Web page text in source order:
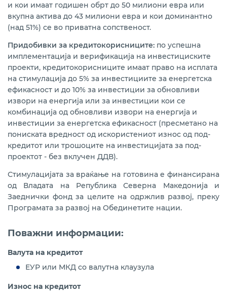
Програма за субвенционирање камата по кредити
од компании кои ја реинвестираат добивката
реализирана со РБСМ
Kредитна линија ЕИБ VII- кредитирање на МСП,
средно пазарно капитализирани претпријатија и
зелена транзиција
и кои имаат годишен обрт до 50 милиони евра или
вкупна актива до 43 милиони евра и кои доминантно
(над 51%) се во приватна сопственост.
Придобивки за кредитокорисниците: по успешна
имплементација и верификација на инвестициските
проекти, кредитокорисниците имаат право на исплата
на стимулација до 5% за инвестициите за енергетска
ефикасност и до 10% за инвестиции за обновливи
извори на енергија или за инвестиции кои се
комбинација од обновливи извори на енергија и
инвестиции за енергетска ефикасност (пресметано на
пониската вредност од искористениот износ од под-
кредитот или трошоците на инвестицијата за под-
проектот - без вклучен ДДВ).
Стимулацијата за враќање на готовина е финансирана
од Владата на Република Северна Македонија и
Заеднички фонд за целите на одржлив развој, преку
Програмата за развој на Обединетите нации.
Поважни информации:
Валута на кредитот
ЕУР или МКД со валутна клаузула
Износ на кредитот